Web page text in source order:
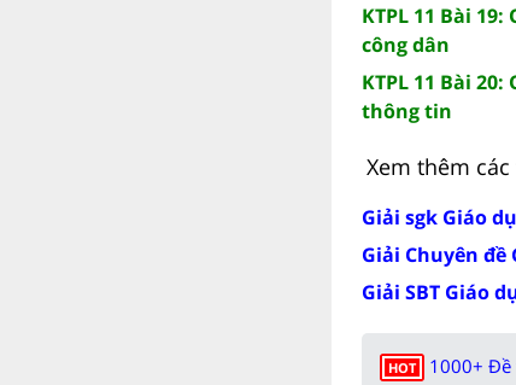
KTPL 11 Bài
công dân
KTPL 11 Bài
thông tin
Xem thêm
Giải sgk Giáo
Giải Chuyên đề
Giải SBT Giáo
HOT 1000+ Đề